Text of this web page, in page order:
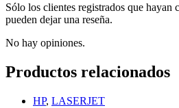
Sólo los clientes registrados que hayan
pueden dejar una reseña.
No hay opiniones.
Productos relacionados
HP, LASERJET